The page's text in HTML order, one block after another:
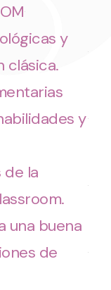
y
clásica.
y
de la
una buena
de